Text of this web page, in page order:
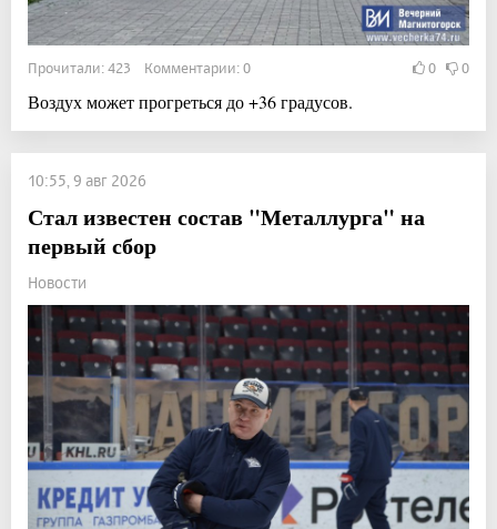
Прочитали: 423 Комментарии: 0 0 0
Воздух может прогреться до +36 градусов.
10:55, 9 авг 2026
Стал известен состав "Металлурга" на
первый сбор
Новости